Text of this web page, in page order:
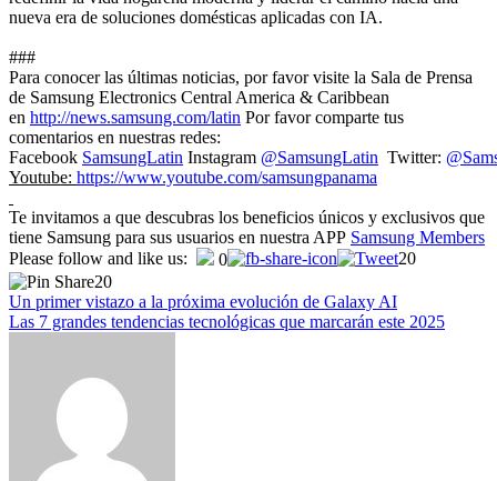
nueva era de soluciones domésticas aplicadas con IA.
###
Para conocer las últimas noticias, por favor visite la Sala de Prensa
de Samsung Electronics Central America & Caribbean
en http://news.samsung.com/latin Por favor comparte tus
comentarios en nuestras redes:
Facebook SamsungLatin Instagram @SamsungLatin Twitter:
Youtube: https://www.youtube.com/samsungpanama
Te invitamos a que descubras los beneficios únicos y exclusivos que
tiene Samsung para sus usuarios en nuestra APP Samsung Members
Please follow and like us:
0
20
20
Navegación
de
entradas
Un primer vistazo a la próxima evolución de Galaxy AI
Las 7 grandes tendencias tecnológicas que marcarán este 2025